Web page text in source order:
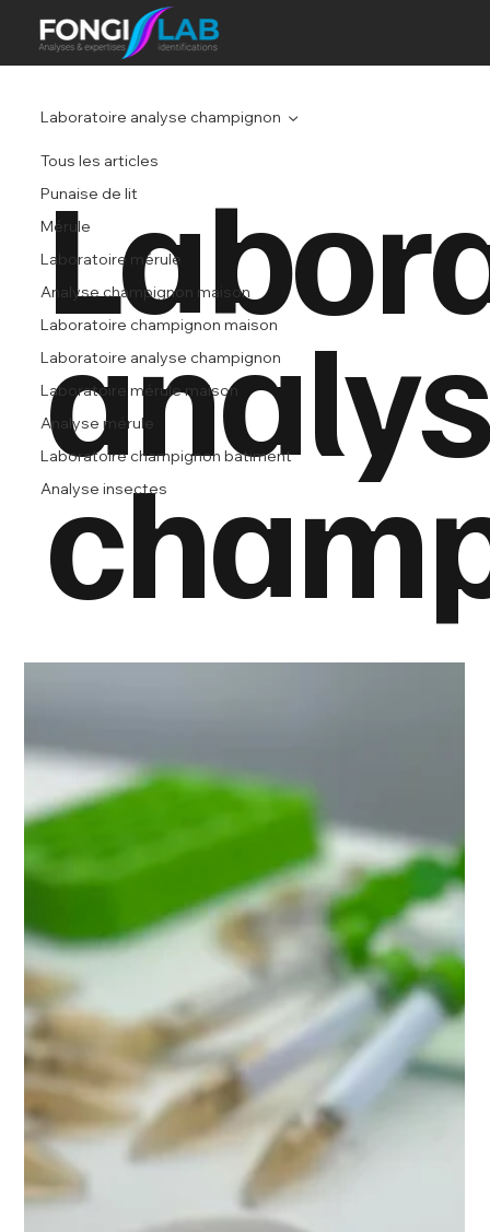
Tous les articles
Punaise de lit
Mérule
Laboratoire mérule
Analyse champignon maison
Laboratoire champignon maison
Laboratoire analyse champignon
Laboratoire mérule maison
Analyse mérule
Laboratoire champignon batiment
Analyse insectes
Laboratoire analyse champignon